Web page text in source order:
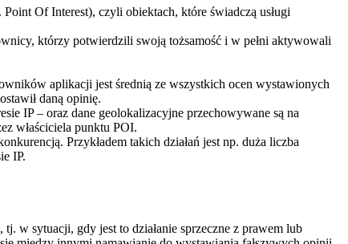
Of Interest), czyli obiektach, które świadczą usługi
którzy potwierdzili swoją tożsamość i w pełni aktywowali
aplikacji jest średnią ze wszystkich ocen wystawionych
daną opinię.
IP – oraz dane geolokalizacyjne przechowywane są na
właściciela punktu POI.
Przykładem takich działań jest np. duża liczba
IP.
w sytuacji, gdy jest to działanie sprzeczne z prawem lub